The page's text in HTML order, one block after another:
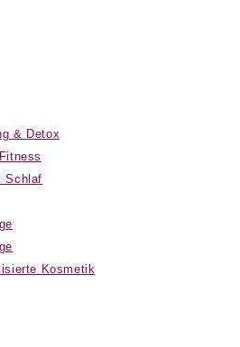
& Detox
Schlaf
Kosmetik